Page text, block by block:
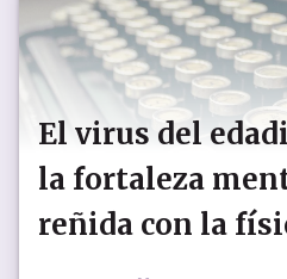
El virus del
la fortaleza
reñida con la